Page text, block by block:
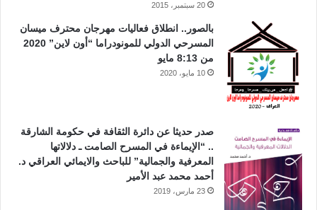
20 سبتمبر، 2015
بالصور.. انطلاق فعاليات مهرجان محترف ميسان
المسرحي الدولي للمونودراما “أون لاين” 2020
من 8:13 مايو
10 مايو، 2020
صدر حديثا عن دائرة الثقافة في حكومة الشارقة
.. “الإيماءة في المسرح الصامت ـ دلالاتها
المعرفية والجمالية” للباحث والايمائي العراقي د.
أحمد محمد عبد الأمير
23 مارس، 2019